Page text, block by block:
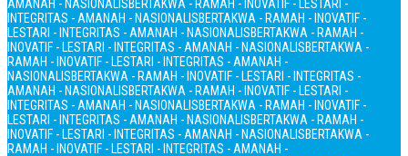
AMANAH - NASIONALISBERTAKWA - RAMAH - INOVATIF - LESTARI -
INTEGRITAS - AMANAH - NASIONALISBERTAKWA - RAMAH - INOVATIF -
LESTARI - INTEGRITAS - AMANAH - NASIONALISBERTAKWA - RAMAH -
INOVATIF - LESTARI - INTEGRITAS - AMANAH - NASIONALISBERTAKWA -
RAMAH - INOVATIF - LESTARI - INTEGRITAS - AMANAH -
NASIONALISBERTAKWA - RAMAH - INOVATIF - LESTARI - INTEGRITAS -
AMANAH - NASIONALISBERTAKWA - RAMAH - INOVATIF - LESTARI -
INTEGRITAS - AMANAH - NASIONALISBERTAKWA - RAMAH - INOVATIF -
LESTARI - INTEGRITAS - AMANAH - NASIONALISBERTAKWA - RAMAH -
INOVATIF - LESTARI - INTEGRITAS - AMANAH - NASIONALISBERTAKWA -
RAMAH - INOVATIF - LESTARI - INTEGRITAS - AMANAH -